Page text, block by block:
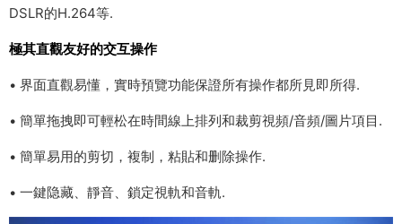
DSLR的H.264等.
極其直觀友好的交互操作
• 界面直觀易懂，實時預覽功能保證所有操作都所見即所得.
• 簡單拖拽即可輕松在時間線上排列和裁剪視頻/音頻/圖片項目.
• 簡單易用的剪切，複制，粘貼和删除操作.
• 一鍵隐藏、靜音、鎖定視軌和音軌.